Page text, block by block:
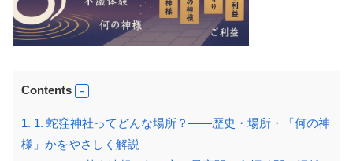
Contents
1. 1. 蛇窪神社ってどんな場所？――歴史・場所・「何の神
様」かをやさしく解説